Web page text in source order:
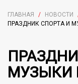
ГЛАВНАЯ / НОВОСТИ
ПРАЗДНИК СПОРТА И
МУЗЫКИ